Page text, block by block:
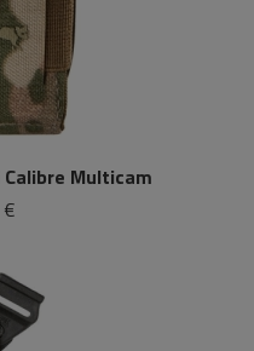
Multicam